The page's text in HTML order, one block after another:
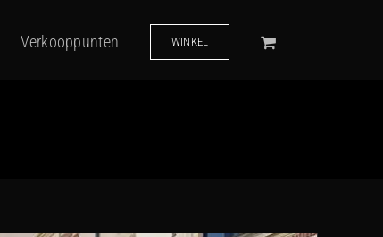
Verkooppunten WINKEL